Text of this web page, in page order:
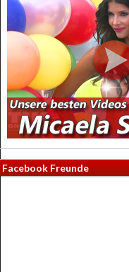
Facebook Freunde